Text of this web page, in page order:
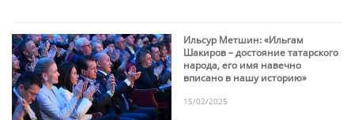
Ильсур Метшин: «Ильгам
Шакиров – достояние татарского
народа, его имя навечно
вписано в нашу историю»
15/02/2025